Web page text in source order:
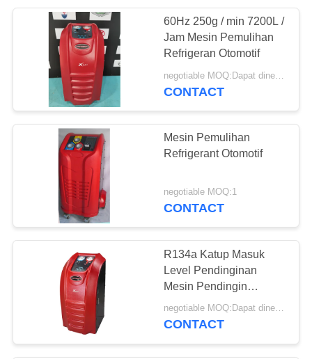
SITEMAP
PRIVACY
POLICY
60Hz 250g / min 7200L /
Jam Mesin Pemulihan
Refrigeran Otomotif
CONTACT
Mesin Pemulihan
Refrigerant Otomotif
negotiable MOQ:1
CONTACT
R134a Katup Masuk
Level Pendinginan
Mesin Pendingin
Otomotif
negotiable MOQ:Dapat dinegosiasikan
CONTACT